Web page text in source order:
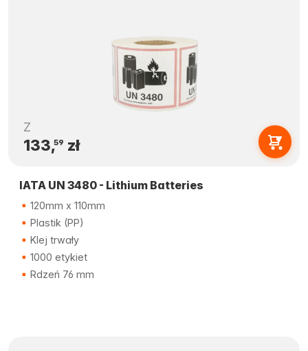
Z
133,59 zł
IATA UN 3480 - Lithium Batteries
120mm x 110mm
Plastik (PP)
Klej trwały
1000 etykiet
Rdzeń 76 mm